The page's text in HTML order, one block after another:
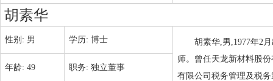
胡素华
性别: 男 学历: 博士
胡素华,男,1977年2
师。曾任天龙新材料股
有限公司税务管理及税
年龄: 49 职务: 独立董事